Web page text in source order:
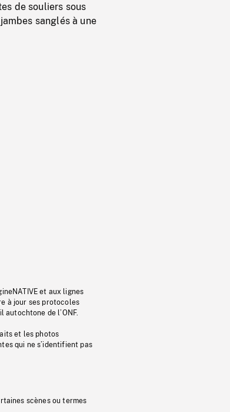
de souliers sous
sanglés à une
et aux lignes
à jour ses protocoles
autochtone de l’ONF.
et les photos
qui ne s’identifient pas
scènes ou termes